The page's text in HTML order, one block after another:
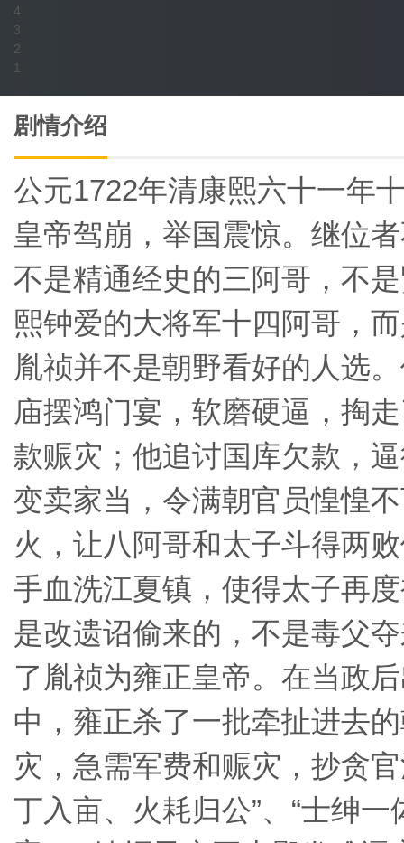
4
3
2
1
剧情介绍
公元1722年清康熙六十一年
皇帝驾崩，举国震惊。继位
不是精通经史的三阿哥，不
熙钟爱的大将军十四阿哥，
胤祯并不是朝野看好的人选
庙摆鸿门宴，软磨硬逼，掏
款赈灾；他追讨国库欠款，
变卖家当，令满朝官员惶惶
火，让八阿哥和太子斗得两
手血洗江夏镇，使得太子再
是改遗诏偷来的，不是毒父
了胤祯为雍正皇帝。在当政
中，雍正杀了一批牵扯进去
灾，急需军费和赈灾，抄贪
丁入亩、火耗归公”、“士绅